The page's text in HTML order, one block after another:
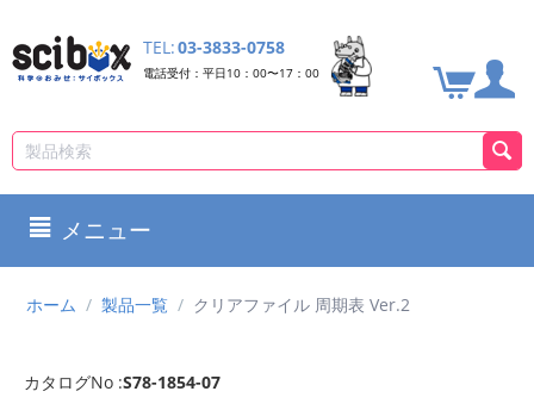
TEL:03-3833-0758
電話受付：平日10：00〜17：00
メニュー
ホーム / 製品一覧 / クリアファイル 周期表 Ver.2
カタログNo :S78-1854-07